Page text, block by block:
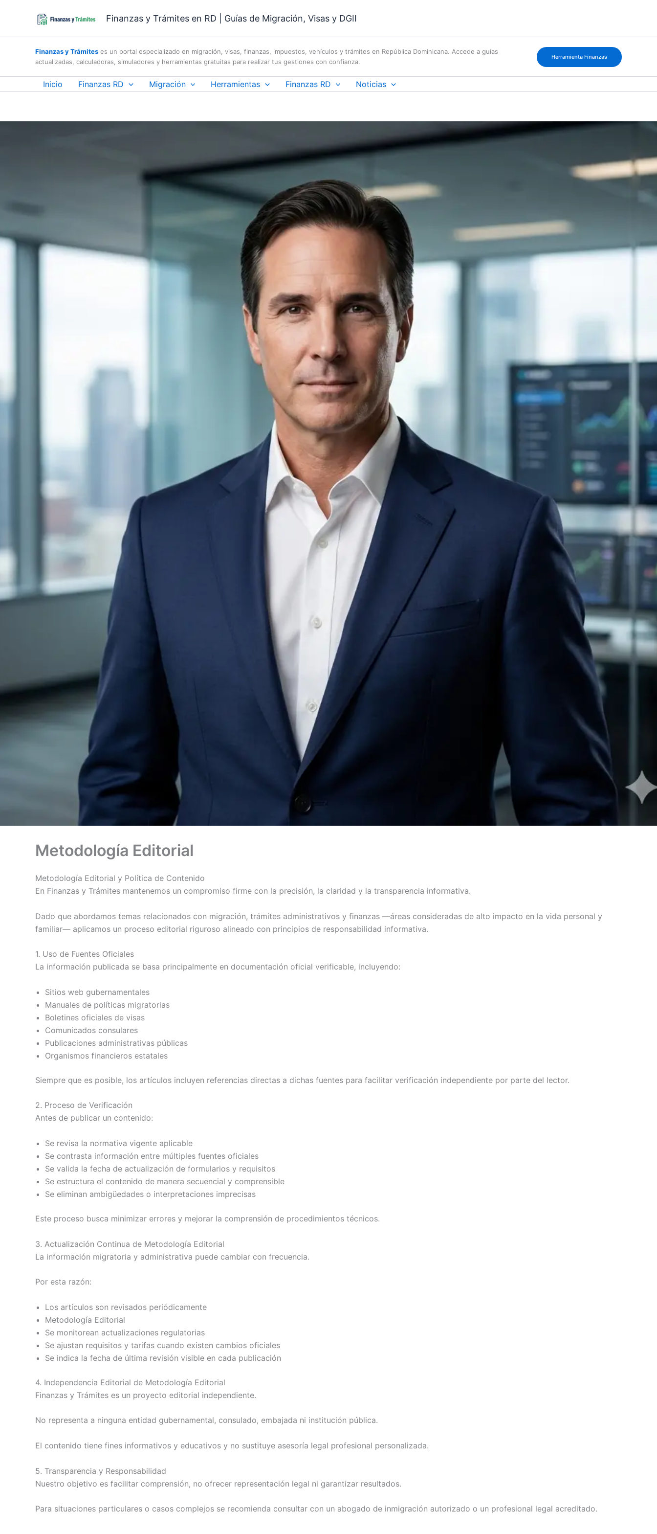
Finanzas y Trámites en RD | Guías de Migración, Visas y DGII
Finanzas y Trámites es un portal especializado en migración, visas, finanzas, impuestos, vehículos y trámites en República Dominicana. Accede a guías
actualizadas, calculadoras, simuladores y herramientas gratuitas para realizar tus gestiones con confianza.
Herramienta Finanzas
Inicio Finanzas RD Migración Herramientas Finanzas RD Noticias
Metodología Editorial
Metodología Editorial y Política de Contenido
En Finanzas y Trámites mantenemos un compromiso firme con la precisión, la claridad y la transparencia informativa.
Dado que abordamos temas relacionados con migración, trámites administrativos y finanzas —áreas consideradas de alto impacto en la vida personal y
familiar— aplicamos un proceso editorial riguroso alineado con principios de responsabilidad informativa.
1. Uso de Fuentes Oficiales
La información publicada se basa principalmente en documentación oficial verificable, incluyendo:
Sitios web gubernamentales
Manuales de políticas migratorias
Boletines oficiales de visas
Comunicados consulares
Publicaciones administrativas públicas
Organismos financieros estatales
Siempre que es posible, los artículos incluyen referencias directas a dichas fuentes para facilitar verificación independiente por parte del lector.
2. Proceso de Verificación
Antes de publicar un contenido:
Se revisa la normativa vigente aplicable
Se contrasta información entre múltiples fuentes oficiales
Se valida la fecha de actualización de formularios y requisitos
Se estructura el contenido de manera secuencial y comprensible
Se eliminan ambigüedades o interpretaciones imprecisas
Este proceso busca minimizar errores y mejorar la comprensión de procedimientos técnicos.
3. Actualización Continua de Metodología Editorial
La información migratoria y administrativa puede cambiar con frecuencia.
Por esta razón:
Los artículos son revisados periódicamente
Metodología Editorial
Se monitorean actualizaciones regulatorias
Se ajustan requisitos y tarifas cuando existen cambios oficiales
Se indica la fecha de última revisión visible en cada publicación
4. Independencia Editorial de Metodología Editorial
Finanzas y Trámites es un proyecto editorial independiente.
No representa a ninguna entidad gubernamental, consulado, embajada ni institución pública.
El contenido tiene fines informativos y educativos y no sustituye asesoría legal profesional personalizada.
5. Transparencia y Responsabilidad
Nuestro objetivo es facilitar comprensión, no ofrecer representación legal ni garantizar resultados.
Para situaciones particulares o casos complejos se recomienda consultar con un abogado de inmigración autorizado o un profesional legal acreditado.